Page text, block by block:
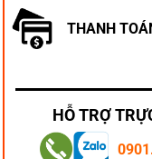
THANH
HỖ TRỢ